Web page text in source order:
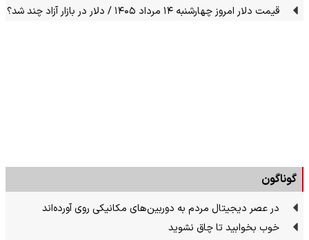
قیمت دلار امروز چهارشنبه ۱۴ مرداد ۱۴۰۵ / دلار در بازار آزاد چند شد؟
گوناگون
در عصر دیجیتال مردم به دوربین‌های مکانیکی روی آورده‌اند
خوب بخوابید تا چاق نشوید